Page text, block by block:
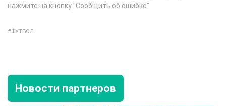
нажмите на кнопку "Сообщить об ошибке"
ФУТБОЛ
Новости партнеров